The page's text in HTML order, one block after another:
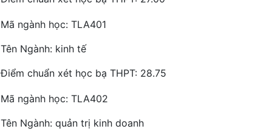
Mã ngành học: TLA401
Tên Ngành: kinh tế
Điểm chuẩn xét học bạ THPT: 28.75
Mã ngành học: TLA402
Tên Ngành: quản trị kinh doanh